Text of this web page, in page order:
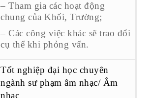
– Tham gia các hoạt động
chung của Khối, Trường;
– Các công việc khác sẽ trao đổi
cụ thể khi phỏng vấn.
Tốt nghiệp đại học chuyên
ngành sư phạm âm nhạc/ Âm
nhạc